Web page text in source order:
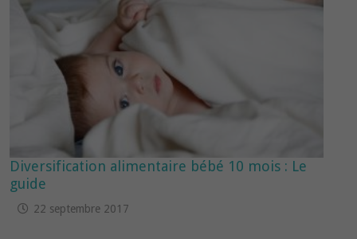
Diversification alimentaire bébé 10 mois : Le
guide
22 septembre 2017